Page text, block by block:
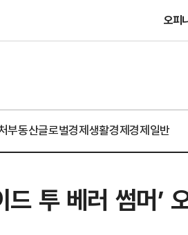
오피
부동산글로벌경제생활경제경제일반
투 베러 썸머’